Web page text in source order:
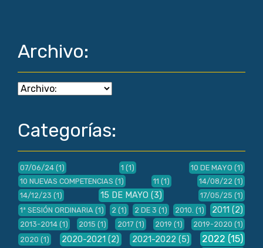
Archivo:
Categorías:
07/06/24 (1) 1 (1) 10 DE MAYO (1)
10 NUEVAS COMPETENCIAS (1) 11 (1) 14/08/22 (1)
14/12/23 (1) 15 DE MAYO (3) 17/05/25 (1)
1ª SESIÓN ORDINARIA (1) 2 (1) 2 DE 3 (1) 2010. (1) 2011 (2)
2013-2014 (1) 2015 (1) 2017 (1) 2019 (1) 2019-2020 (1)
2020 (1) 2020-2021 (2) 2021-2022 (5) 2022 (15)